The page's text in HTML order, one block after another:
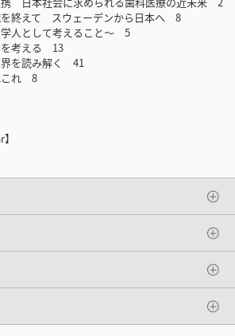
を終えて スウェーデンから日本へ 8
人として考えること～ 5
を考える 13
界を読み解く 41
これ 8